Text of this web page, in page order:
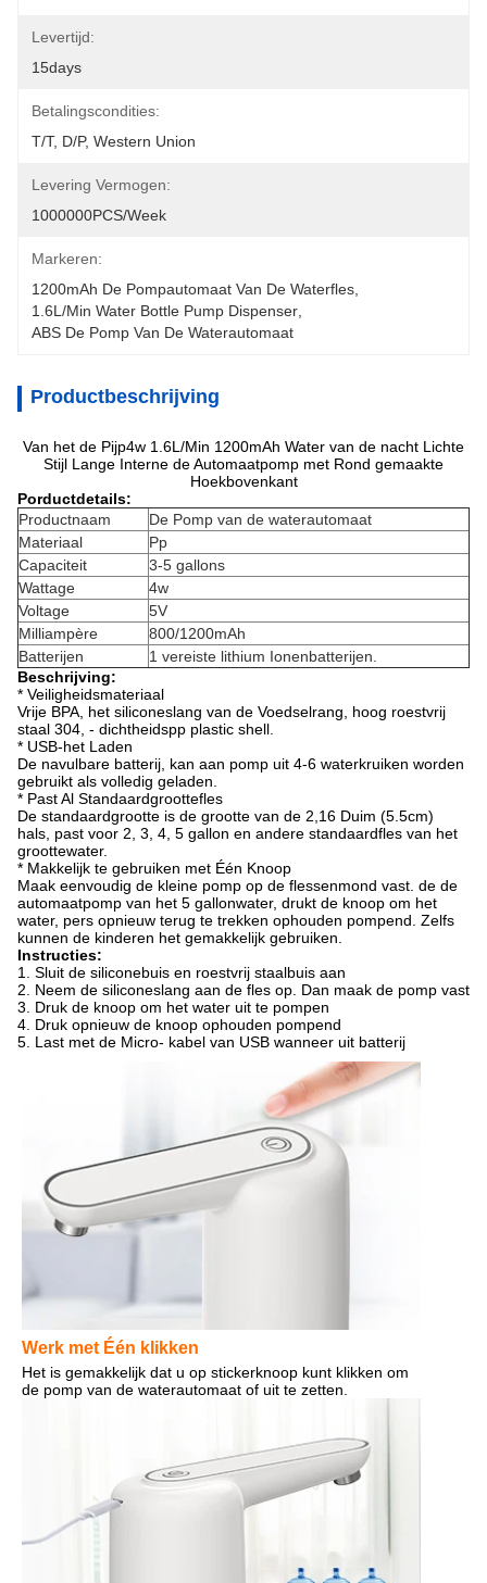
Levertijd:
15days
Betalingscondities:
T/T, D/P, Western Union
Levering Vermogen:
1000000PCS/Week
Markeren:
1200mAh De Pompautomaat Van De Waterfles
1.6L/Min Water Bottle Pump Dispenser
ABS De Pomp Van De Waterautomaat
Productbeschrijving
Van het de Pijp4w 1.6L/Min 1200mAh Water van de nacht Lichte
Stijl Lange Interne de Automaatpomp met Rond gemaakte
Hoekbovenkant
Porductdetails:
Productnaam
De Pomp van de waterautomaat
Materiaal
Pp
Capaciteit
3-5 gallons
Wattage
4w
Voltage
5V
Milliampère
800/1200mAh
Batterijen
1 vereiste lithium Ionenbatterijen.
Beschrijving:
* Veiligheidsmateriaal
Vrije BPA, het siliconeslang van de Voedselrang, hoog roestvrij
staal 304, - dichtheidspp plastic shell.
* USB-het Laden
De navulbare batterij, kan aan pomp uit 4-6 waterkruiken worden
gebruikt als volledig geladen.
* Past Al Standaardgroottefles
De standaardgrootte is de grootte van de 2,16 Duim (5.5cm)
hals, past voor 2, 3, 4, 5 gallon en andere standaardfles van het
groottewater.
* Makkelijk te gebruiken met Één Knoop
Maak eenvoudig de kleine pomp op de flessenmond vast. de de
automaatpomp van het 5 gallonwater, drukt de knoop om het
water, pers opnieuw terug te trekken ophouden pompend. Zelfs
kunnen de kinderen het gemakkelijk gebruiken.
Instructies:
1. Sluit de siliconebuis en roestvrij staalbuis aan
2. Neem de siliconeslang aan de fles op. Dan maak de pomp vast
3. Druk de knoop om het water uit te pompen
4. Druk opnieuw de knoop ophouden pompend
5. Last met de Micro- kabel van USB wanneer uit batterij
Werk met Één klikken
Het is gemakkelijk dat u op stickerknoop kunt klikken om
de pomp van de waterautomaat of uit te zetten.